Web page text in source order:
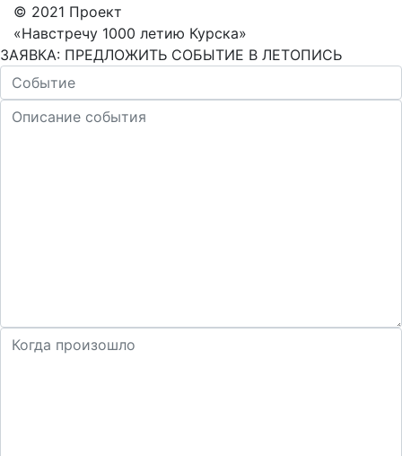
© 2021 Проект
«Навстречу 1000 летию Курска»
ЗАЯВКА: ПРЕДЛОЖИТЬ СОБЫТИЕ В ЛЕТОПИСЬ